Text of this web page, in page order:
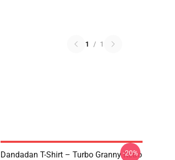
1 / 1
Dandadan T-Shirt – Turbo Granny Retro
-20%